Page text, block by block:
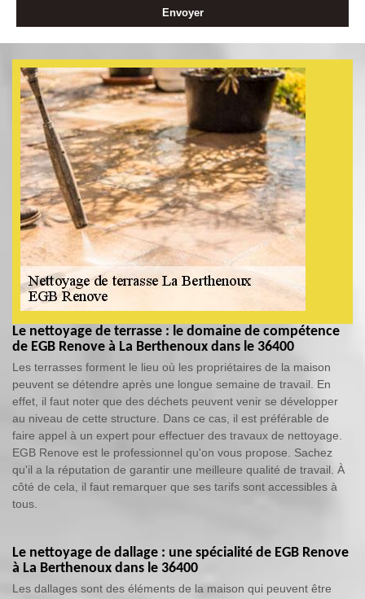
Le nettoyage de terrasse : le domaine de compétence
de EGB Renove à La Berthenoux dans le 36400
Les terrasses forment le lieu où les propriétaires de la maison
peuvent se détendre après une longue semaine de travail. En
effet, il faut noter que des déchets peuvent venir se développer
au niveau de cette structure. Dans ce cas, il est préférable de
faire appel à un expert pour effectuer des travaux de nettoyage.
EGB Renove est le professionnel qu'on vous propose. Sachez
qu'il a la réputation de garantir une meilleure qualité de travail. À
côté de cela, il faut remarquer que ses tarifs sont accessibles à
tous.
Le nettoyage de dallage : une spécialité de EGB Renove
à La Berthenoux dans le 36400
Les dallages sont des éléments de la maison qui peuvent être